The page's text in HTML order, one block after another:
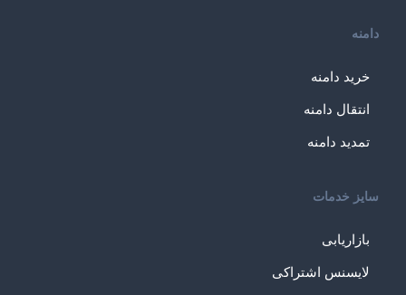
دامنه
خرید دامنه
انتقال دامنه
تمدید دامنه
سایز خدمات
بازاریابی
لایسنس اشتراکی